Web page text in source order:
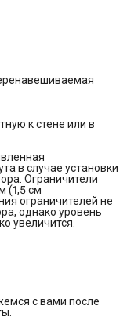
к стене или в
в случае установки
Ограничители
(1,5 см
ограничителей не
однако уровень
увеличится.
с вами после